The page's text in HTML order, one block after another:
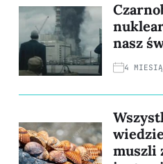
nasz
4
muszli